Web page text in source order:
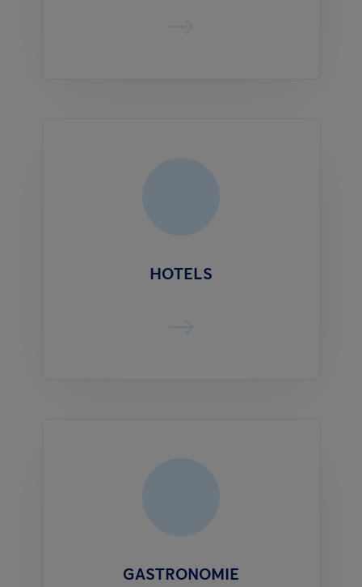
HOTELS
GASTRONOMIE